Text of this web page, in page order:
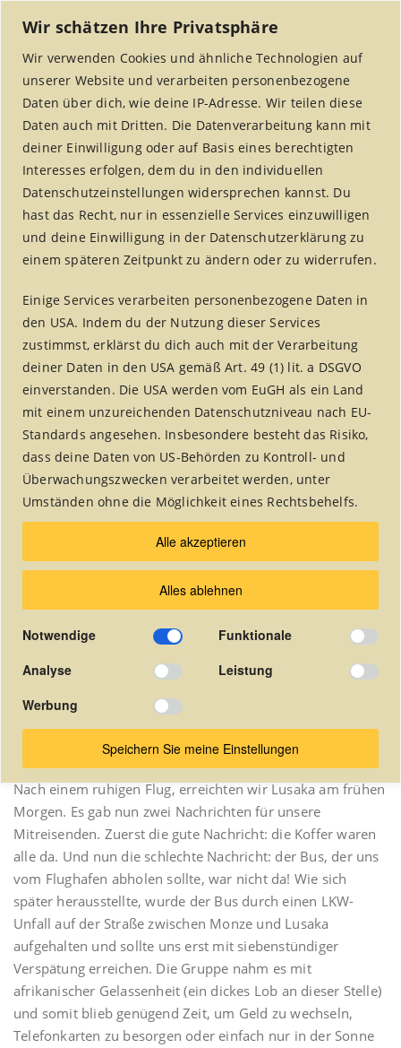
Wir schätzen Ihre Privatsphäre
Wir verwenden Cookies und ähnliche Technologien auf
unserer Website und verarbeiten personenbezogene
Daten über dich, wie deine IP-Adresse. Wir teilen diese
Daten auch mit Dritten. Die Datenverarbeitung kann mit
deiner Einwilligung oder auf Basis eines berechtigten
Interesses erfolgen, dem du in den individuellen
Datenschutzeinstellungen widersprechen kannst. Du
hast das Recht, nur in essenzielle Services einzuwilligen
und deine Einwilligung in der Datenschutzerklärung zu
einem späteren Zeitpunkt zu ändern oder zu widerrufen.
Einige Services verarbeiten personenbezogene Daten in
den USA. Indem du der Nutzung dieser Services
zustimmst, erklärst du dich auch mit der Verarbeitung
deiner Daten in den USA gemäß Art. 49 (1) lit. a DSGVO
einverstanden. Die USA werden vom EuGH als ein Land
mit einem unzureichenden Datenschutzniveau nach EU-
Standards angesehen. Insbesondere besteht das Risiko,
dass deine Daten von US-Behörden zu Kontroll- und
Überwachungszwecken verarbeitet werden, unter
Umständen ohne die Möglichkeit eines Rechtsbehelfs.
Alles ablehnen
Alle akzeptieren
Notwendige
Funktionale
Analyse
Leistung
Werbung
Speichern Sie meine Einstellungen
Reisebericht 2007
Home / fairreisen/Reisebericht 2007
Reisebericht 30.03.2007 bis 14.04.2007
„es gibt gute und schlechte
Nachrichten…“/Thomas Schreiber
sollte wohl der Leitsatz werden, der sich durch diese Tour
wie ein roter Faden sponn. Eins vorweg: die guten
Nachrichten überwogen!
Am 30.03.2007 startete die diesjährige Fair Travel-Tour
wie gewohnt vom Düsseldorfer Flughafen aus. „Wie
gewohnt“? Das hört sich nach Routine an! Reisen nach
Afrika verlaufen jedoch selten wie gewohnt und erst recht
nicht wie geplant. Aber gerade das machen Afrika-Reisen
ja unter anderem auch aus.
Nach einem ruhigen Flug, erreichten wir Lusaka am frühen
Morgen. Es gab nun zwei Nachrichten für unsere
Mitreisenden. Zuerst die gute Nachricht: die Koffer waren
alle da. Und nun die schlechte Nachricht: der Bus, der uns
vom Flughafen abholen sollte, war nicht da! Wie sich
später herausstellte, wurde der Bus durch einen LKW-
Unfall auf der Straße zwischen Monze und Lusaka
aufgehalten und sollte uns erst mit siebenstündiger
Verspätung erreichen. Die Gruppe nahm es mit
afrikanischer Gelassenheit (ein dickes Lob an dieser Stelle)
und somit blieb genügend Zeit, um Geld zu wechseln,
Telefonkarten zu besorgen oder einfach nur in der Sonne